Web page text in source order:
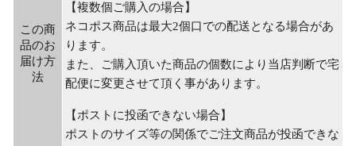
この商
品のお
届け方
法
【複数個ご購入の場合】
ネコポス商品は最大2個口での配送となる場合があ
ります。
また、ご購入頂いた商品の個数により当店判断で宅
配便に変更させて頂く事があります。
【ポストに投函できない場合】
ポストのサイズ等の関係でご注文商品が投函できな